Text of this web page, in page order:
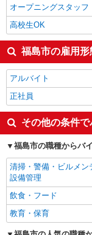
オープニングスタッフ
高校生OK
福島市の雇用
アルバイト
正社員
その他の条件
福島市の職種からバ
清掃・警備・ビルメン
設備管理
飲食・フード
教育・保育